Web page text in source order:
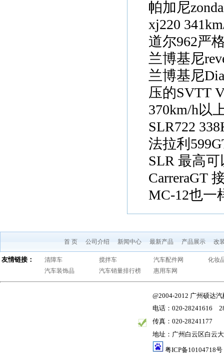
帕加尼
xj220
道尔962严
兰博基尼
兰博基尼
压的SVTT
370km/h以
SLR722
法拉利
SLR 最高可
CarreraGT
MC-12也一
首 页 公司介绍 新闻中心 最新产品 产品展示 改
友情链接： 清障车 搅拌车 汽车配件网
化妆
汽车装饰品
汽车销量排行榜 惠用车网
@2004-2012 广州硕达
电话：020-28241616
传真：020-28241177
地址：广州白云区白云
粤ICP备10104718号